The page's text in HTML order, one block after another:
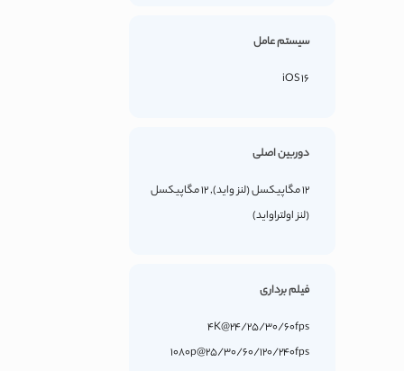
سیستم عامل
iOS 16
دوربین اصلی
12 مگاپیکسل (لنز واید), 12 مگاپیکسل
(لنز اولتراواید)
فیلم برداری
4K@24/25/30/60fps
1080p@25/30/60/120/240fps